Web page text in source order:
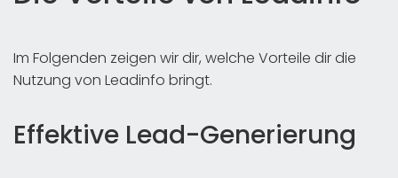
Im Folgenden zeigen wir dir, welche Vorteile dir die
Nutzung von Leadinfo bringt.
Effektive Lead-Generierung